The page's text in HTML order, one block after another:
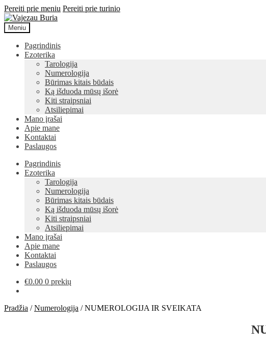
Pereiti prie meniu Pereiti prie turinio
Meniu
Pagrindinis
Ezoterika
Tarologija
Numerologija
Būrimas kitais būdais
Ką išduoda mūsų išorė
Kiti straipsniai
Atsiliepimai
Mano įrašai
Apie mane
Kontaktai
Paslaugos
Pagrindinis
Ezoterika
Tarologija
Numerologija
Būrimas kitais būdais
Ką išduoda mūsų išorė
Kiti straipsniai
Atsiliepimai
Mano įrašai
Apie mane
Kontaktai
Paslaugos
€0.00 0 prekių
Pradžia /Numerologija /NUMEROLOGIJA IR SVEIKATA